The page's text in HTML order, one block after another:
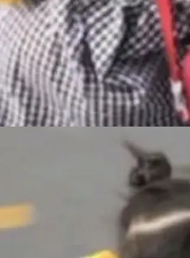
外部律师 Gabr
23 日下午 5:53
发了封邮
配合调查前苹
WorkBuddy P
磅功能——你写
扰。一句话让
温馨提示：
将 HUAWEI M
6.1.0.135S
径：设置 > 搜
，以此纪
今天正式发
新一代音视频
有一个特殊之
这个名字，
）。 对于
名字并不陌
骅离世十周
大版本的名
中国传媒大学
掉 1215
报告显示，AI
融时报》报道
者信息与商品
据处理任
单，实际支出
的采访里
AI 竞赛，而
在今年底或
的扩展系